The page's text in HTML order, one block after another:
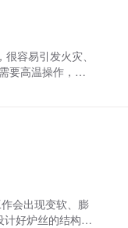
容易引发火灾、
要高温操作，因
温热处理炉
会出现变软、膨
好炉丝的结构尺